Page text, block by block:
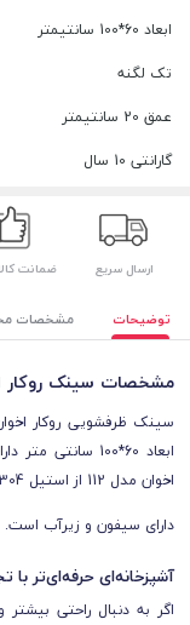
ابعاد 60*100 سانتیمتر
تک لگنه
عمق 20 سانتیمتر
گارانتی 10 سال
ارسال سریع ضمانت
توضیحات مشخصات
مشخصات سینک روکار
ابعاد 60*100 سانتی متر دارای دو لگن به عمق
اخوان مدل 112 از استیل 304 ضد زنگ به ضخامت ورق 0/5 میلیمتر است.
دارای سیفون و زیرآب است.
آشپزخانه‌ای حرفه‌ای‌تر با
اگر به دنبال راحتی